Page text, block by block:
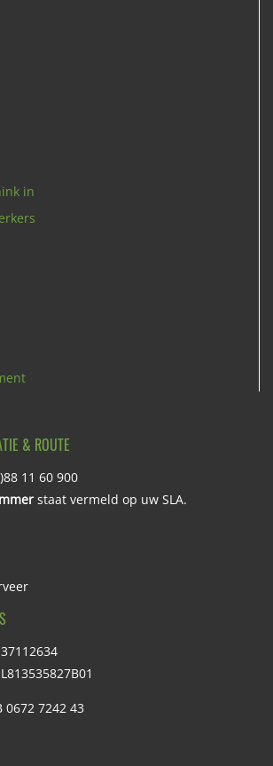
in
& ROUTE
11 60 900
staat vermeld op uw SLA.
0672 7242 43